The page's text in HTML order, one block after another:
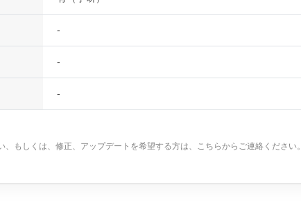
-
-
-
、もしくは、修正、アップデートを希望する方は、こちらからご連絡ください。